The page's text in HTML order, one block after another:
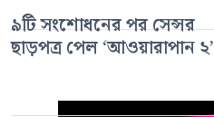
৯টি সংশোধনের পর সেন্সর
ছাড়পত্র পেল ‘আওয়ারাপান ২’